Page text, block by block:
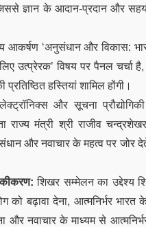
ज्ञान के आदान-प्रदान और
आकर्षण ‘अनुसंधान और विकास:
उत्प्रेरक’ विषय पर पैनल चर्चा
हस्तियां शामिल होंगी।
और सूचना
राज्य मंत्री श्री राजीव
और नवाचार के महत्व पर जोर
शिखर सम्मेलन का उद्देश्य
को बढ़ावा देना, आत्मनिर्भर भारत
और नवाचार के माध्यम से